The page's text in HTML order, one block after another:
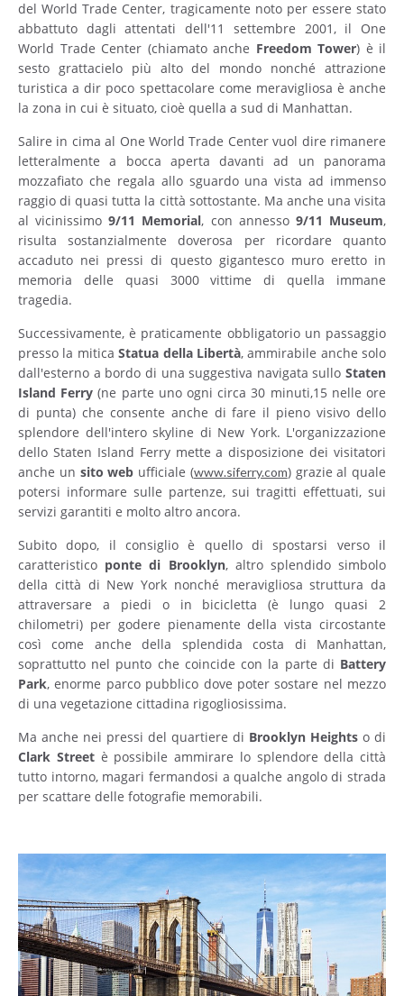
del World Trade Center, tragicamente noto per essere stato
abbattuto dagli attentati dell'11 settembre 2001, il One
World Trade Center (chiamato anche Freedom Tower) è il
sesto grattacielo più alto del mondo nonché attrazione
turistica a dir poco spettacolare come meravigliosa è anche
la zona in cui è situato, cioè quella a sud di Manhattan.
Salire in cima al One World Trade Center vuol dire rimanere
letteralmente a bocca aperta davanti ad un panorama
mozzafiato che regala allo sguardo una vista ad immenso
raggio di quasi tutta la città sottostante. Ma anche una visita
al vicinissimo9/11 Memorial, con annesso 9/11 Museum,
risulta sostanzialmente doverosa per ricordare quanto
accaduto nei pressi di questo gigantesco muro eretto in
memoria delle quasi 3000 vittime di quella immane
tragedia.
Successivamente, è praticamente obbligatorio un passaggio
presso la miticaStatua della Libertà, ammirabile anche solo
dall'esterno a bordo di una suggestiva navigata sullo Staten
Island Ferry (ne parte uno ogni circa 30 minuti,15 nelle ore
di punta) che consente anche di fare il pieno visivo dello
splendore dell'intero skyline di New York. L'organizzazione
dello Staten Island Ferry mette a disposizione dei visitatori
anche un sito web ufficiale (www.siferry.com) grazie al quale
potersi informare sulle partenze, sui tragitti effettuati, sui
servizi garantiti e molto altro ancora.
Subito dopo, il consiglio è quello di spostarsi verso il
caratteristico ponte di Brooklyn, altro splendido simbolo
della città di New York nonché meravigliosa struttura da
attraversare a piedi o in bicicletta (è lungo quasi 2
chilometri) per godere pienamente della vista circostante
così come anche della splendida costa di Manhattan,
soprattutto nel punto che coincide con la parte di Battery
Park, enorme parco pubblico dove poter sostare nel mezzo
di una vegetazione cittadina rigogliosissima.
Ma anche nei pressi del quartiere di Brooklyn Heights o di
Clark Streetè possibile ammirare lo splendore della città
tutto intorno, magari fermandosi a qualche angolo di strada
per scattare delle fotografie memorabili.